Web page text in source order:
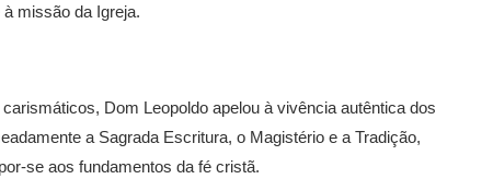
missão da Igreja.
Dom Leopoldo apelou à vivência autêntica dos
a Sagrada Escritura, o Magistério e a Tradição,
se aos fundamentos da fé cristã.